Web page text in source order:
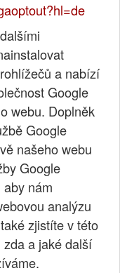
a nabízí
Google
webu. Doplněk
Google
našeho webu
Google
nám
analýzu
zjistíte v této
a jaké další